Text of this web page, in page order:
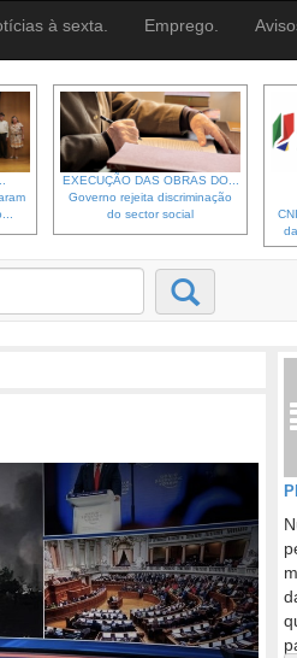
à sexta. Emprego.
EXECUÇÃO DAS OBRAS DO...
Governo rejeita discriminação
do sector social